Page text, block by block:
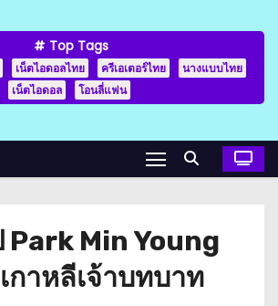
Top Tags
เน็ตไอดอลไทย ครีเอเตอร์ไทย
นางแบบไทย
เน็ตไอดอล
โอนลี่แฟน
Park Min Young
กาหลีเจ้าบทบาท